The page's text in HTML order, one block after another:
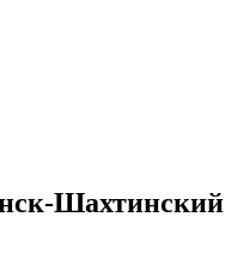
Шахтинский